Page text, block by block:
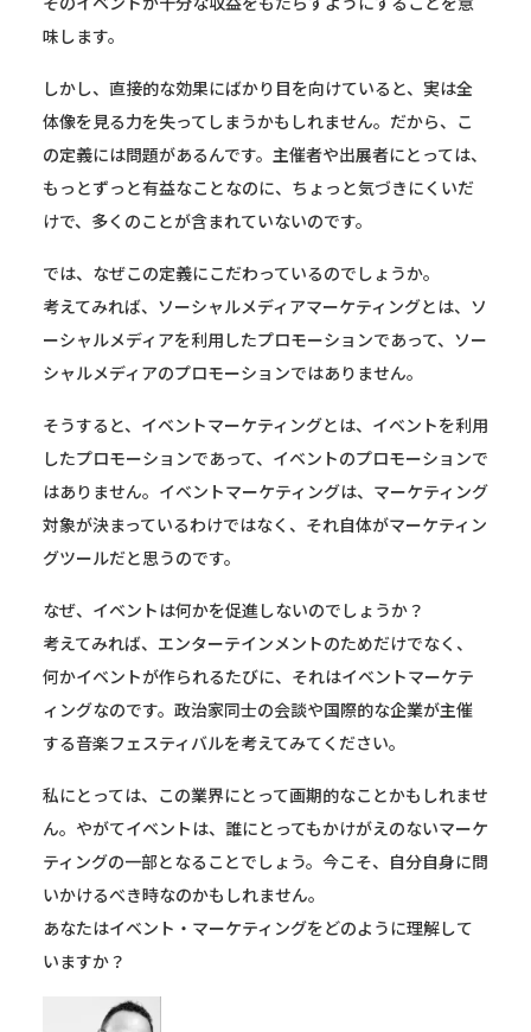
味します。
しかし、直接的な効果にばかり目を向けていると、実は全
体像を見る力を失ってしまうかもしれません。だから、こ
の定義には問題があるんです。主催者や出展者にとっては、
もっとずっと有益なことなのに、ちょっと気づきにくいだ
けで、多くのことが含まれていないのです。
では、なぜこの定義にこだわっているのでしょうか。
考えてみれば、ソーシャルメディアマーケティングとは、ソ
ーシャルメディアを利用したプロモーションであって、ソー
シャルメディアのプロモーションではありません。
そうすると、イベントマーケティングとは、イベントを利用
したプロモーションであって、イベントのプロモーションで
はありません。イベントマーケティングは、マーケティング
対象が決まっているわけではなく、それ自体がマーケティン
グツールだと思うのです。
なぜ、イベントは何かを促進しないのでしょうか？
考えてみれば、エンターテインメントのためだけでなく、
何かイベントが作られるたびに、それはイベントマーケテ
ィングなのです。政治家同士の会談や国際的な企業が主催
する音楽フェスティバルを考えてみてください。
私にとっては、この業界にとって画期的なことかもしれませ
ん。やがてイベントは、誰にとってもかけがえのないマーケ
ティングの一部となることでしょう。今こそ、自分自身に問
いかけるべき時なのかもしれません。
あなたはイベント・マーケティングをどのように理解して
いますか？